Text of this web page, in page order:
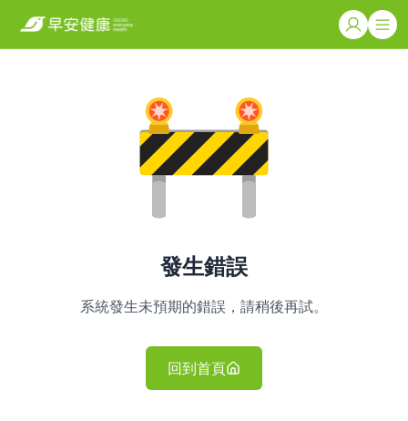
發生錯誤
系統發生未預期的錯誤，請稍後再試。
回到首頁